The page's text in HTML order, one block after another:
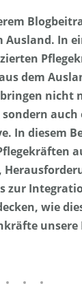
Ausland. In
dem
nicht
In diesem
zur
wie
unsere